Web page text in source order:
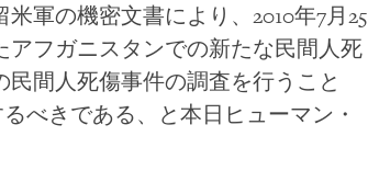
軍の機密文書により、2010年7月25
アフガニスタンでの新たな民間人死
間人死傷事件の調査を行うこと
べきである、と本日ヒューマン・